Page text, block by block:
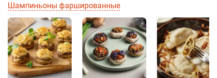
Шампиньоны фаршированные